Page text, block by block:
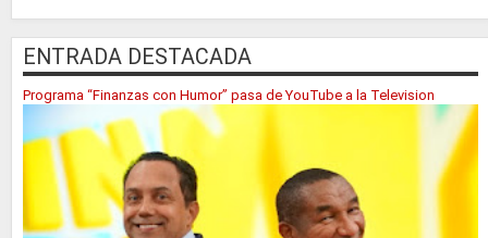
ENTRADA DESTACADA
Programa “Finanzas con Humor” pasa de YouTube a la Television